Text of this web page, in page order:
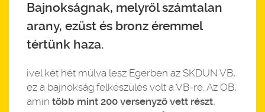
Bajnokságnak, melyről számtalan
arany, ezüst és bronz éremmel
tértünk haza.
ivel két hét múlva lesz Egerben az SKDUN VB,
ez a bajnokság felkészülés volt a VB-re. Az OB,
amin több mint 200 versenyző vett részt,